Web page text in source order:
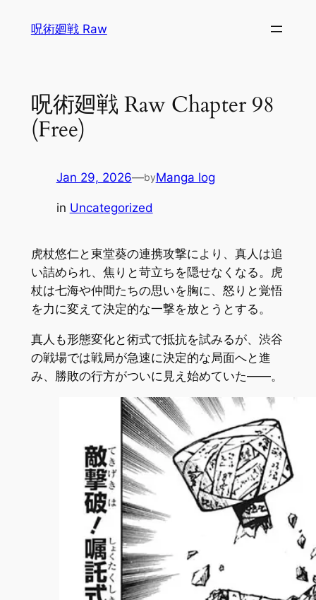
呪術廻戦 Raw
呪術廻戦 Raw Chapter 98
(Free)
Jan 29, 2026—byManga log
in Uncategorized
虎杖悠仁と東堂葵の連携攻撃により、真人は追
い詰められ、焦りと苛立ちを隠せなくなる。虎
杖は七海や仲間たちの思いを胸に、怒りと覚悟
を力に変えて決定的な一撃を放とうとする。
真人も形態変化と術式で抵抗を試みるが、渋谷
の戦場では戦局が急速に決定的な局面へと進
み、勝敗の行方がついに見え始めていた――。